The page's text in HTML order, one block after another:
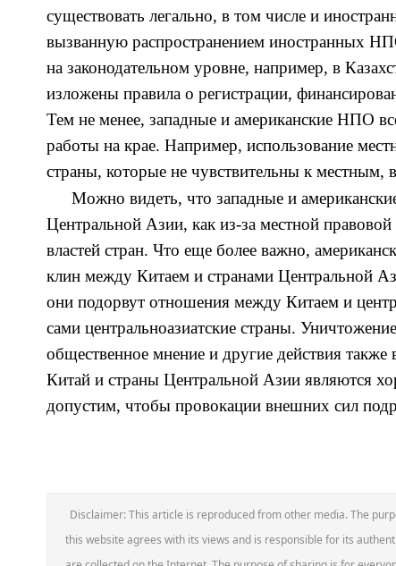
существовать легально, в том числе и
вызванную распространением иностранных
на законодательном уровне, например, в
изложены правила о регистрации,
Тем не менее, западные и американские НПО
работы на крае. Например, использование
страны, которые не чувствительны к местным,
Можно видеть, что западные и
Центральной Азии, как из-за местной
властей стран. Что еще более важно,
клин между Китаем и странами Центральной
они подорвут отношения между Китаем и
сами центральноазиатские страны.
общественное мнение и другие действия также
Китай и страны Центральной Азии являются
допустим, чтобы провокации внешних сил
Disclaimer: This article is reproduced from other media. The
this website agrees with its views and is responsible for its